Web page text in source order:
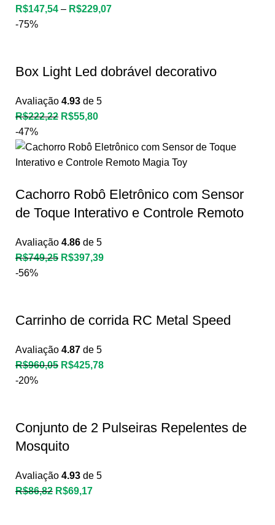
R$147,54 – R$229,07
-75%
Box Light Led dobrável decorativo
Avaliação 4.93 de 5
R$222,22 R$55,80
-47%
Cachorro Robô Eletrônico com Sensor
de Toque Interativo e Controle Remoto
Avaliação 4.86 de 5
R$749,25 R$397,39
-56%
Carrinho de corrida RC Metal Speed
Avaliação 4.87 de 5
R$960,05 R$425,78
-20%
Conjunto de 2 Pulseiras Repelentes de
Mosquito
Avaliação 4.93 de 5
R$86,82 R$69,17